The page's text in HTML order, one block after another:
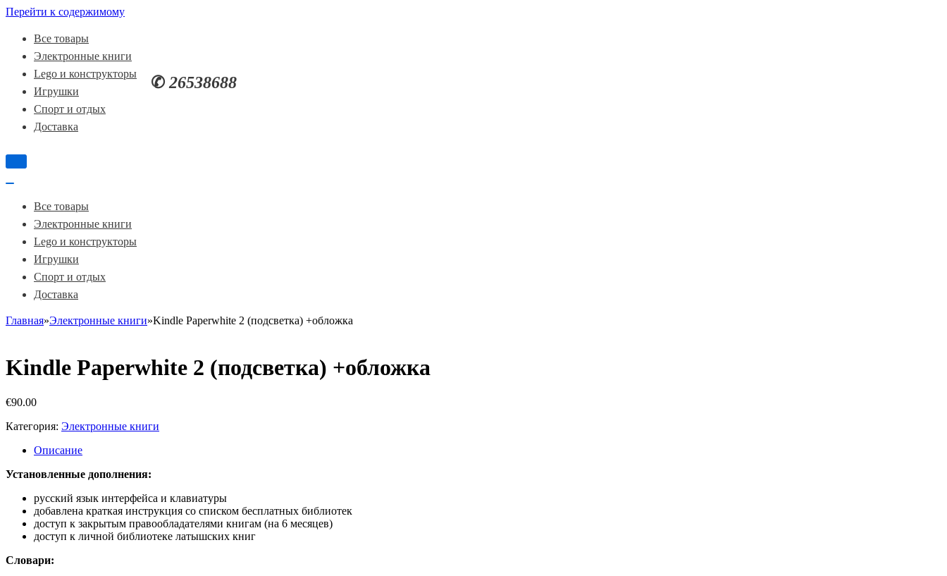
Перейти к содержимому
Все товары
Электронные книги
Lego и конструкторы
Игрушки
Спорт и отдых
Доставка
✆ 26538688
Показать/
навигациюВсе товары
Электронные книги
Lego и конструкторы
Игрушки
Спорт и отдых
Доставка
Главная»Электронные книги»Kindle Paperwhite 2 (подсветка) +обложка
Kindle Paperwhite 2 (подсветка) +обложка
€90.00
Категория: Электронные книги
Описание
Установленные дополнения:
русский язык интерфейса и клавиатуры
добавлена краткая инструкция со списком бесплатных библиотек
доступ к закрытым правообладателями книгам (на 6 месяцев)
доступ к личной библиотеке латышских книг
Словари: